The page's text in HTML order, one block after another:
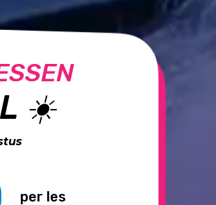
☀️
per les